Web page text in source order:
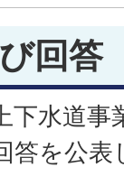
回答
下水道事
答を公表